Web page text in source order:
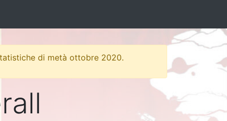
di metà ottobre 2020.